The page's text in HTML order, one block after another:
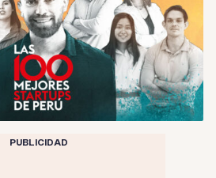
PUBLICIDAD